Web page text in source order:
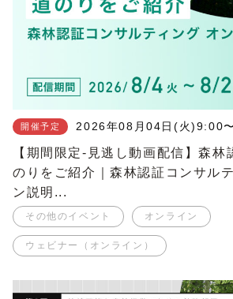
開催予定 2026年08月04日(火)9:00
【期間限定-見逃し動画配信】森林
のりをご紹介｜森林認証コンサル
ン説明...
その他のイベント オンライン
ウェビナー（オンライン）